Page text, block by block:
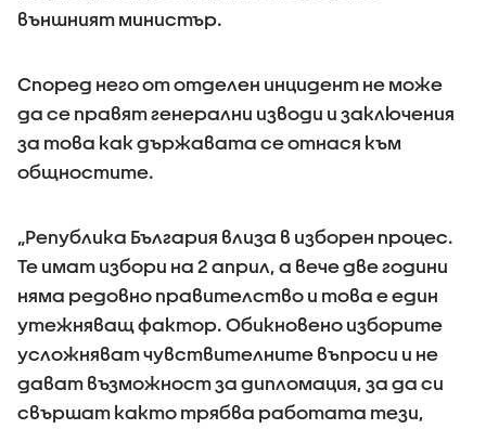
външният министър.
Според него от отделен инцидент не може
да се правят генерални изводи и заключения
за това как държавата се отнася към
общностите.
„Република България влиза в изборен процес.
Те имат избори на 2 април, а вече две години
няма редовно правителство и това е един
утежняващ фактор. Обикновено изборите
усложняват чувствителните въпроси и не
дават възможност за дипломация, за да си
свършат както трябва работата тези,